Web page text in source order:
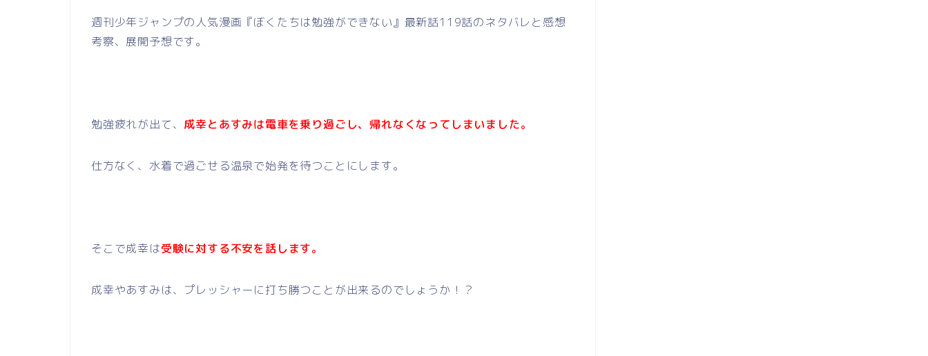
週刊少年ジャンプの人気漫画『ぼくたちは勉強ができない』最新話119話のネタバレと感想
考察、展開予想です。
勉強疲れが出て、 成幸とあすみは電車を乗り過ごし、帰れなくなってしまいました。
仕方なく、水着で過ごせる温泉で始発を待つことにします。
そこで成幸は受験に対する不安を話します。
成幸やあすみは、プレッシャーに打ち勝つことが出来るのでしょうか！？